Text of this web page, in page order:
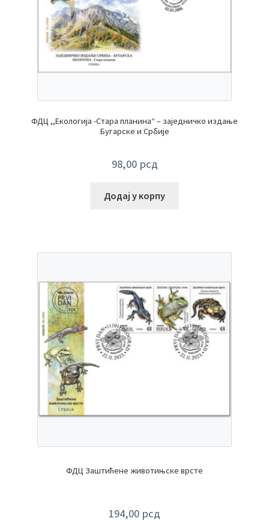
ФДЦ ,,Екологија -Стара планина“ – заједничко издање
Бугарске и Србије
98,00 рсд
Додај у корпу
ФДЦ Заштићене животињске врсте
194,00 рсд